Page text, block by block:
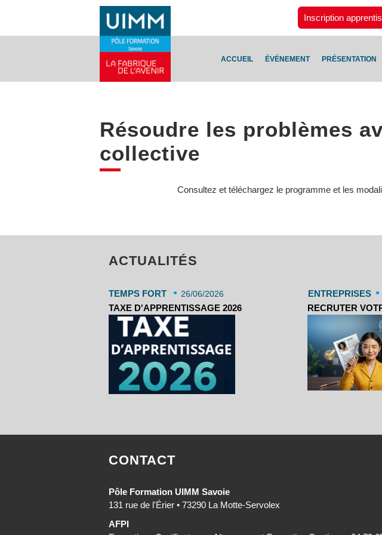
Inscription
ACCUEIL ÉVÉNEMENT PRÉSENTATION
Résoudre les problèmes
collective
Consultez et téléchargez le programme et les
ACTUALITÉS
TEMPS FORT • 26/06/2026
TAXE D'APPRENTISSAGE 2026
ENTREPRISES •
RECRUTER
CONTACT
Pôle Formation UIMM Savoie
131 rue de l'Érier • 73290 La Motte-Servolex
AFPI